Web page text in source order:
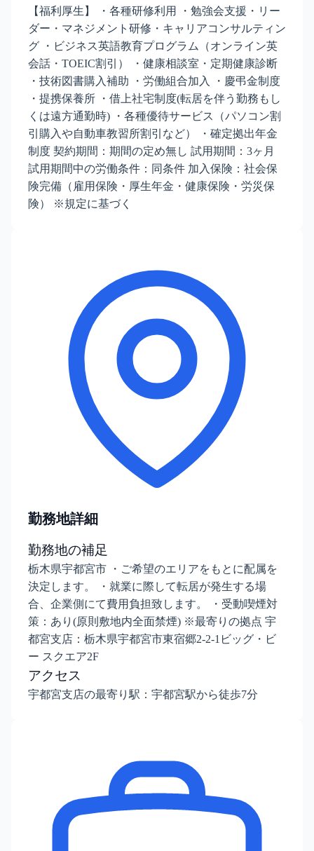
【福利厚生】 ・各種研修利用 ・勉強会支援・リー
ダー・マネジメント研修・キャリアコンサルティン
グ ・ビジネス英語教育プログラム（オンライン英
会話・TOEIC割引） ・健康相談室・定期健康診断
・技術図書購入補助 ・労働組合加入 ・慶弔金制度
・提携保養所 ・借上社宅制度(転居を伴う勤務もし
くは遠方通勤時) ・各種優待サービス（パソコン割
引購入や自動車教習所割引など） ・確定拠出年金
制度 契約期間：期間の定め無し 試用期間：3ヶ月
試用期間中の労働条件：同条件 加入保険：社会保
険完備（雇用保険・厚生年金・健康保険・労災保
険） ※規定に基づく
勤務地詳細
勤務地の補足
栃木県宇都宮市 ・ご希望のエリアをもとに配属を
決定します。 ・就業に際して転居が発生する場
合、企業側にて費用負担致します。 ・受動喫煙対
策：あり(原則敷地内全面禁煙) ※最寄りの拠点 宇
都宮支店：栃木県宇都宮市東宿郷2-2-1ビッグ・ビ
ー スクエア2F
アクセス
宇都宮支店の最寄り駅：宇都宮駅から徒歩7分